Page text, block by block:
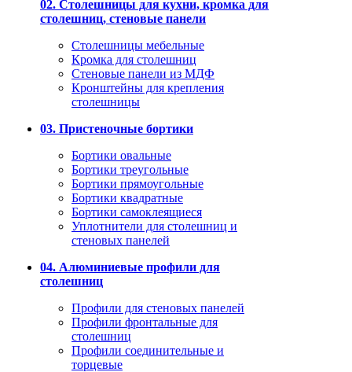
02. Столешницы для кухни, кромка для
столешниц, стеновые панели
Столешницы мебельные
Кромка для столешниц
Стеновые панели из МДФ
Кронштейны для крепления
столешницы
03. Пристеночные бортики
Бортики овальные
Бортики треугольные
Бортики прямоугольные
Бортики квадратные
Бортики самоклеящиеся
Уплотнители для столешниц и
стеновых панелей
04. Алюминиевые профили для
столешниц
Профили для стеновых панелей
Профили фронтальные для
столешниц
Профили соединительные и
торцевые